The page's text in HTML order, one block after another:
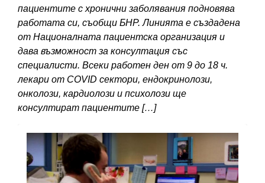
пациентите с хронични заболявания подновява
работата си, съобщи БНР. Линията е създадена
от Националната пациентска организация и
дава възможност за консултация със
специалисти. Всеки работен ден от 9 до 18 ч.
лекари от COVID сектори, ендокринолози,
онколози, кардиолози и психолози ще
консултират пациентите […]